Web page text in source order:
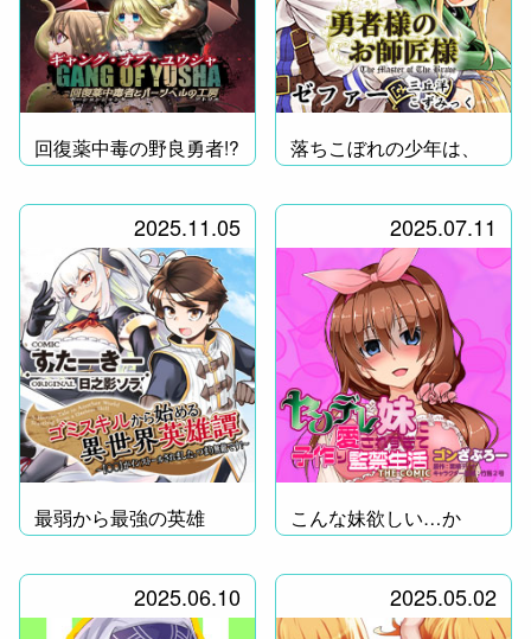
回復薬中毒の野良勇者!?
落ちこぼれの少年は、
勇者様のお師匠様!?
2025.11.05
最弱から最強の英雄
へ！
2025.07.11
こんな妹欲しい…か
も？
2025.06.10 2025.05.02